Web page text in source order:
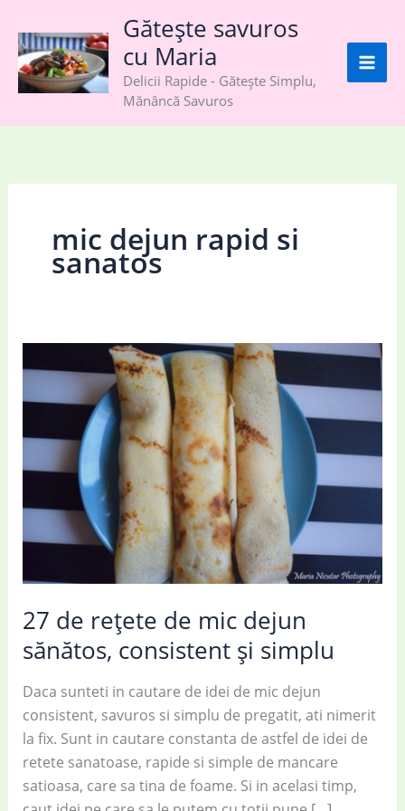
content
Gătește savuros
cu Maria
Delicii Rapide - Gătește Simplu,
Mănâncă Savuros
mic dejun rapid si
sanatos
27 de rețete de mic dejun
sănătos, consistent și simplu
Daca sunteti in cautare de idei de mic dejun
consistent, savuros si simplu de pregatit, ati nimerit
la fix. Sunt in cautare constanta de astfel de idei de
retete sanatoase, rapide si simple de mancare
satioasa, care sa tina de foame. Si in acelasi timp,